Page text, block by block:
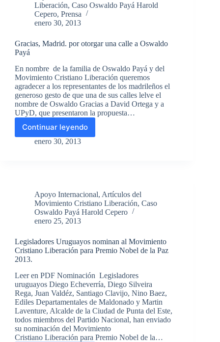
Cristiano
Liberación
para
Nobel
la
Paz
2013.
Liberación, Caso Oswaldo Payá Harold
Cepero, Prensa
enero 30, 2013
Gracias, Madrid. por otorgar una calle a Oswaldo
Payá
En nombre de la familia de Oswaldo Payá y del
Movimiento Cristiano Liberación queremos
agradecer a los representantes de los madrileños el
generoso gesto de que una de sus calles lelve el
nombre de Oswaldo Gracias a David Ortega y a
UPyD, que presentaron la propuesta…
Continuar leyendo
Gracias,
Madrid.
Oswaldo
Payá
enero 30, 2013
Apoyo Internacional, Artículos del
Movimiento Cristiano Liberación, Caso
Oswaldo Payá Harold Cepero
enero 25, 2013
Legisladores Uruguayos nominan al Movimiento
Cristiano Liberación para Premio Nobel de la Paz
2013.
Leer en PDF Nominación Legisladores
uruguayos Diego Echeverría, Diego Silveira
Rega, Juan Valdéz, Santiago Clavijo, Nino Baez,
Ediles Departamentales de Maldonado y Martin
Laventure, Alcalde de la Ciudad de Punta del Este,
todos miembros del Partido Nacional, han enviado
su nominación del Movimiento
Cristiano Liberación para Premio Nobel de la…